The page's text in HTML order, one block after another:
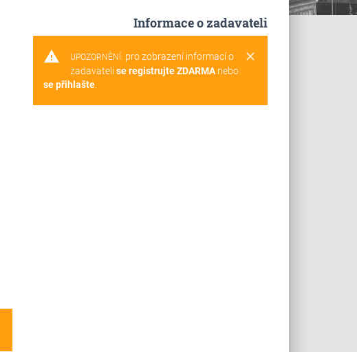
Informace o zadavateli
warning clear
UPOZORNĚNÍ: pro zobrazení informací o
zadavateli se registrujte ZDARMAnebo
se přihlašte.